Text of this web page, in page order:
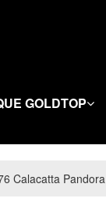
GOLDTOP
Calacatta Pandora